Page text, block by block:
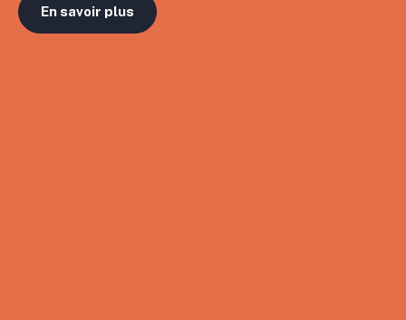
En savoir plus